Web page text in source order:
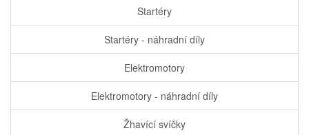
Startéry
Startéry - náhradní díly
Elektromotory
Elektromotory - náhradní díly
Žhavící svíčky